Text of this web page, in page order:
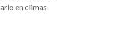
en climas